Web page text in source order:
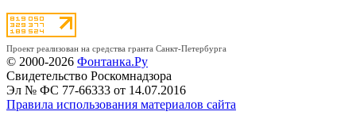
Проект реализован на средства гранта Санкт-Петербурга
© 2000-2026 Фонтанка.Ру
Свидетельство Роскомнадзора
Эл № ФС 77-66333 от 14.07.2016
Правила использования материалов сайта